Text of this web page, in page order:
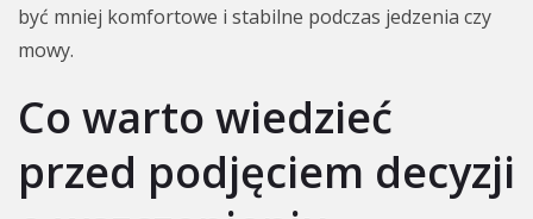
być mniej komfortowe i stabilne podczas jedzenia czy
mowy.
Co warto wiedzieć
przed podjęciem decyzji